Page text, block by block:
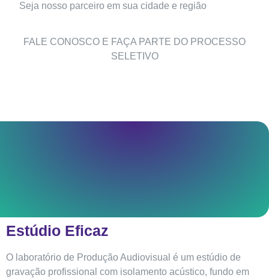
Seja nosso parceiro em sua cidade e região
FALE CONOSCO E FAÇA PARTE DO PROCESSO
SELETIVO
Estúdio Eficaz
O laboratório de Produção Audiovisual é um estúdio de
gravação profissional com isolamento acústico, fundo em